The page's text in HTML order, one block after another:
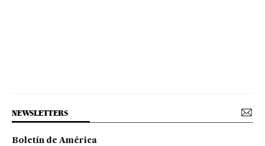
NEWSLETTERS
Boletín de América